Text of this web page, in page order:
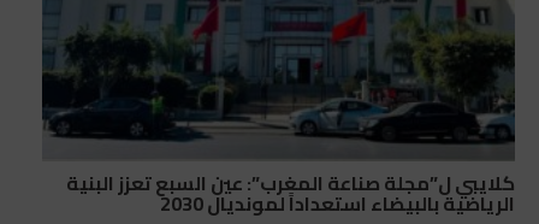
كلايبي ل”مجلة صناعة المغرب”: عين السبع تعزز البنية
الرياضية بالبيضاء استعداداً لمونديال 2030